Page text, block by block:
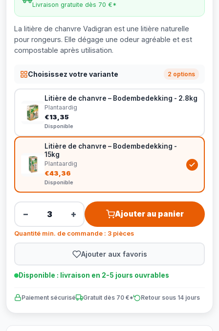
Livraison gratuite dès 70 €*
La litière de chanvre Vadigran est une litière naturelle
pour rongeurs. Elle dégage une odeur agréable et est
compostable après utilisation.
Choisissez votre variante 2 options
Litière de chanvre – Bodembedekking - 2.8kg
Plantaardig
€13,35
Disponible
Litière de chanvre – Bodembedekking -
15kg
Plantaardig
€43,36
Disponible
− + Ajouter au panier
Quantité min. de commande : 3 pièces
Ajouter aux favoris
Disponible : livraison en 2-5 jours ouvrables
Paiement sécurisé Gratuit dès 70 €* Retour sous 14 jours